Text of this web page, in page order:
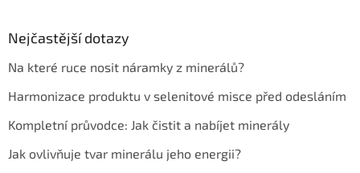
Nejčastější dotazy
Na které ruce nosit náramky z minerálů?
Harmonizace produktu v selenitové misce před odesláním
Kompletní průvodce: Jak čistit a nabíjet minerály
Jak ovlivňuje tvar minerálu jeho energii?